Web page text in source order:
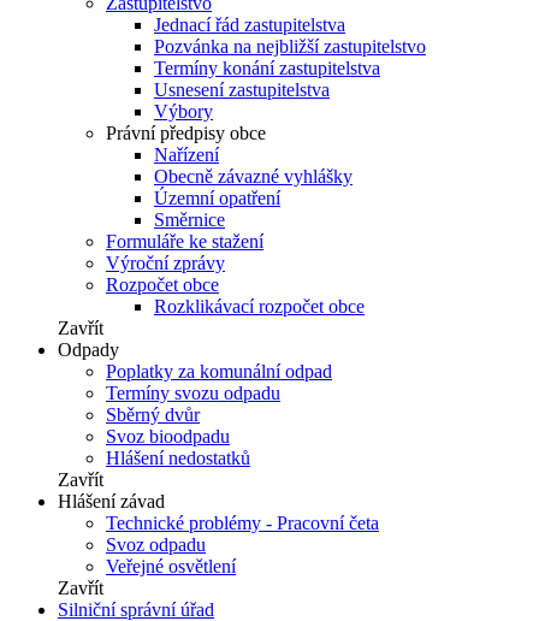
Jednací řád zastupitelstva
Pozvánka na nejbližší zastupitelstvo
Termíny konání zastupitelstva
Usnesení zastupitelstva
Výbory
Právní předpisy obce
Nařízení
Obecně závazné vyhlášky
Územní opatření
Směrnice
Formuláře ke stažení
Výroční zprávy
Rozpočet obce
Rozklikávací rozpočet obce
Zavřít
Odpady
Poplatky za komunální odpad
Termíny svozu odpadu
Sběrný dvůr
Svoz bioodpadu
Hlášení nedostatků
Zavřít
Hlášení závad
Technické problémy - Pracovní četa
Svoz odpadu
Veřejné osvětlení
Zavřít
Silniční správní úřad